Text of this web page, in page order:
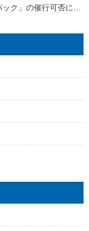
の催行可否について